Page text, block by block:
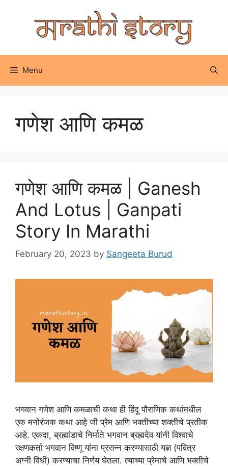
Menu
गणेश आणि कमळ
गणेश आणि कमळ | Ganesh
And Lotus | Ganpati
Story In Marathi
February 20, 2023 by Sangeeta Burud
भगवान गणेश आणि कमळाची कथा ही हिंदू पौराणिक कथांमधील
एक मनोरंजक कथा आहे जी प्रेम आणि भक्तीच्या शक्तीचे प्रतीक
आहे. एकदा, ब्रह्मांडाचे निर्माते भगवान ब्रह्मदेव यांनी विश्वाचे
रक्षणकर्ता भगवान विष्णू यांना प्रसन्न करण्यासाठी यज्ञ (पवित्र
अग्नी विधी) करण्याचा निर्णय घेतला. त्याच्या प्रेमाचे आणि भक्तीचे